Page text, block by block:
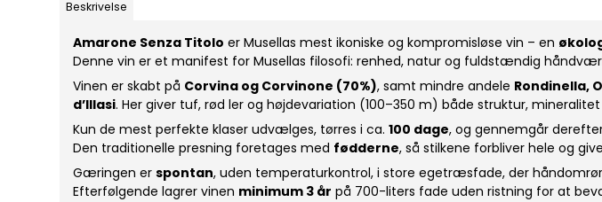
Beskrivelse
Amarone Senza Titolo er Musellas mest ikoniske og kompromisløse vin – en
Denne vin er et manifest for Musellas filosofi: renhed, natur og fuldstændig
Vinen er skabt på Corvina og Corvinone (70%), samt mindre andele Rondinella,
d’Illasi. Her giver tuf, rød ler og højdevariation (100–350 m) både struktur,
Kun de mest perfekte klaser udvælges, tørres i ca.100 dage, og gennemgår
Den traditionelle presning foretages med fødderne, så stilkene forbliver hele og
Gæringen erspontan, uden temperaturkontrol, i store egetræsfade, der
Efterfølgende lagrer vinen minimum 3 år på 700-liters fade uden ristning for at